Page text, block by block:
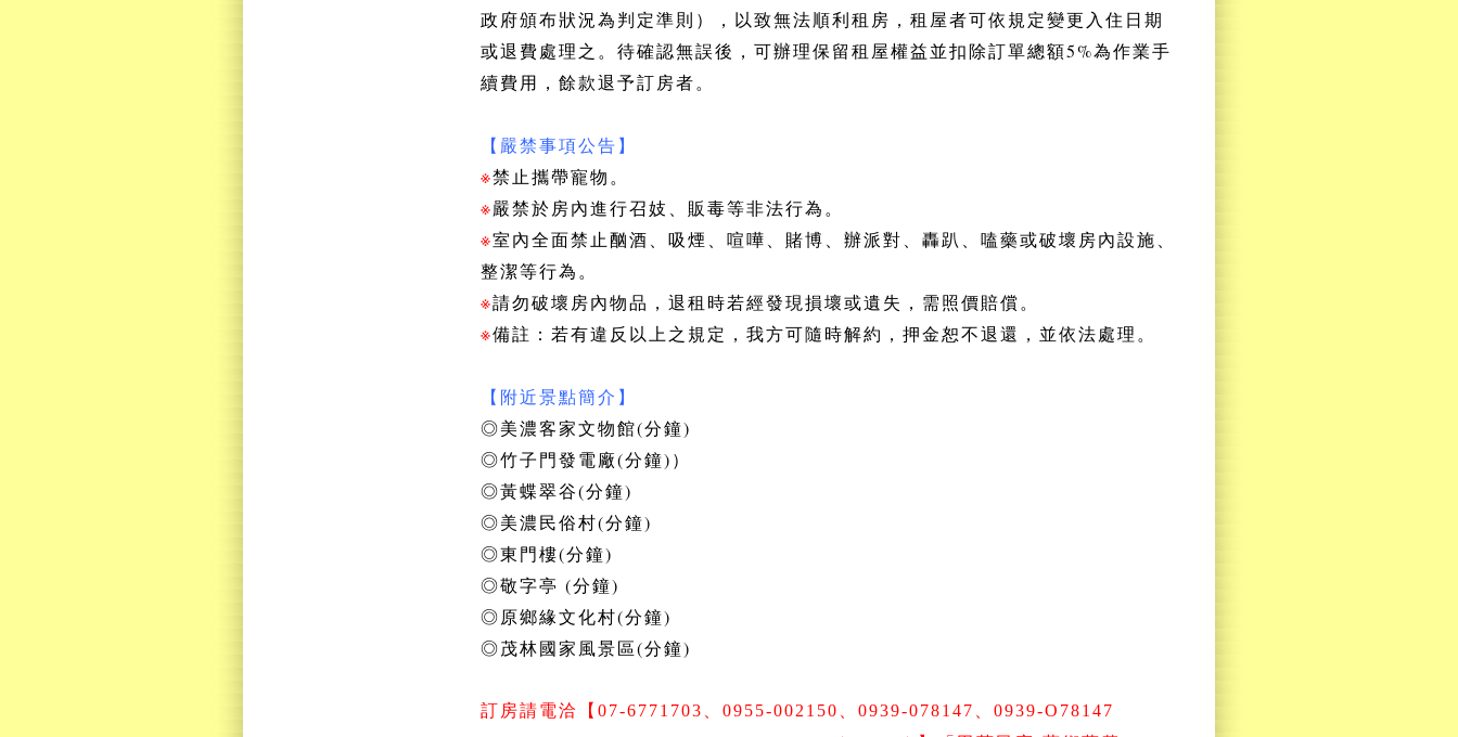
政府頒布狀況為判定準則），以致無法順利租房，租屋者可依規定變更入住日期
或退費處理之。待確認無誤後，可辦理保留租屋權益並扣除訂單總額5%為作業手
續費用，餘款退予訂房者。
【嚴禁事項公告】
※禁止攜帶寵物。
※嚴禁於房內進行召妓、販毒等非法行為。
※室內全面禁止酗酒、吸煙、喧嘩、賭博、辦派對、轟趴、嗑藥或破壞房內設施、
整潔等行為。
※請勿破壞房內物品，退租時若經發現損壞或遺失，需照價賠償。
※備註：若有違反以上之規定，我方可隨時解約，押金恕不退還，並依法處理。
【附近景點簡介】
◎美濃客家文物館(分鐘)
◎竹子門發電廠(分鐘)）
◎黃蝶翠谷(分鐘)
◎美濃民俗村(分鐘)
◎東門樓(分鐘)
◎敬字亭 (分鐘)
◎原鄉緣文化村(分鐘)
◎茂林國家風景區(分鐘)
訂房請電洽【07-6771703、0955-002150、0939-078147、0939-O78147